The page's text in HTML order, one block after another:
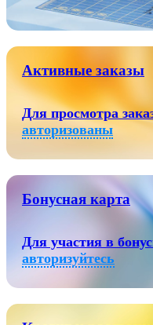
Активные заказы
Для просмотра
авторизованы
Бонусная карта
Для участия в
авторизуйтесь